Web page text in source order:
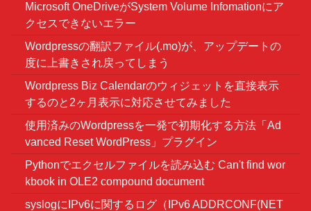
Microsoft OneDriveがSystem Volume Infomationにア
クセスできないエラー
Wordpressの翻訳ファイル(.mo)が、アップデートの
度に上書きされ戻ってしまう
Wordpress Biz Calendarのウィジェットを直接表示
するのと2ヶ月表示に対応させてみました
使用済みのWordpressを一発で初期化する方法「Ad
vanced Reset WordPress」プラグイン
Pythonでエクセルファイルを読み込む Can't find wor
kbook in OLE2 compound document
syslogにIPv6に関するログ（IPv6 ADDRCONF(NET